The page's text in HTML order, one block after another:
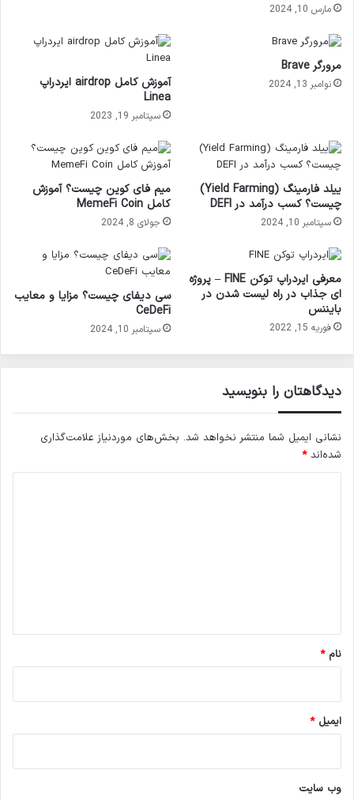
مارس 10, 2024
مرورگر Brave
نوامبر 13, 2024
آموزش کامل airdrop ایردراپ
Linea
سپتامبر 19, 2023
ییلد فارمینگ (Yield Farming)
چیست؟ کسب درآمد در DEFI
سپتامبر 10, 2024
میم فای کوین چیست؟ آموزش
کامل MemeFi Coin
جولای 8, 2024
معرفی ایردراپ توکن FINE – پروژه
ای جذاب در راه لیست شدن در
بایننس
فوریه 15, 2022
سی دیفای چیست؟ مزایا و معایب
CeDeFi
سپتامبر 10, 2024
دیدگاهتان را بنویسید
نشانی ایمیل شما منتشر نخواهد شد. بخش‌های موردنیاز علامت‌گذاری
شده‌اند*
نام*
ایمیل*
وب‌ سایت